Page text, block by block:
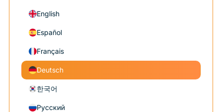
English
Español
Français
Deutsch
한국어
Русский